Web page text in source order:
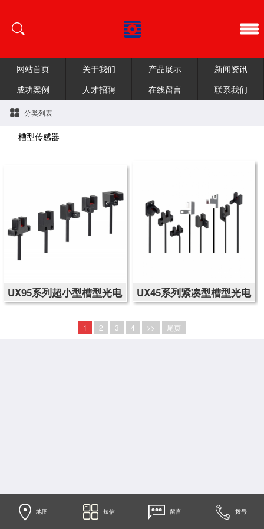
网站首页 关于我们 产品展示
新闻资讯
成功案例
人才招聘 在线留言 联系我们
分类列表
槽型传感器
UX95系列超小型槽型光电
UX45系列紧凑型槽型光电
1 2 3 4 >> 尾页
地图 短信 留言 拨号